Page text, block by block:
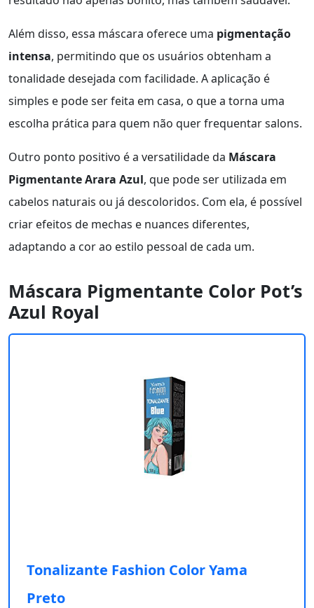
Além disso, essa máscara oferece uma pigmentação
intensa, permitindo que os usuários obtenham a
tonalidade desejada com facilidade. A aplicação é
simples e pode ser feita em casa, o que a torna uma
escolha prática para quem não quer frequentar salons.
Outro ponto positivo é a versatilidade da Máscara
Pigmentante Arara Azul, que pode ser utilizada em
cabelos naturais ou já descoloridos. Com ela, é possível
criar efeitos de mechas e nuances diferentes,
adaptando a cor ao estilo pessoal de cada um.
Máscara Pigmentante Color Pot’s
Azul Royal
Tonalizante Fashion Color Yama
Preto